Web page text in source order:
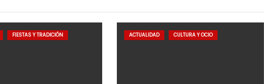
FIESTAS Y TRADICIÓN
ACTUALIDAD CULTURA Y OCIO